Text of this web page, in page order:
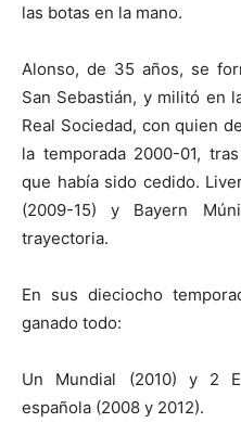
las botas en la mano.
Alonso, de 35 años, se
San Sebastián, y militó en
Real Sociedad, con quien
la temporada 2000-01,
que había sido cedido.
(2009-15) y Bayern
trayectoria.
En sus dieciocho
ganado todo:
Un Mundial (2010) y 2
española (2008 y 2012).